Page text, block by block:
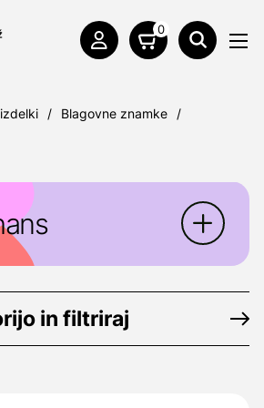
0
/ Blagovne znamke
/
in filtriraj